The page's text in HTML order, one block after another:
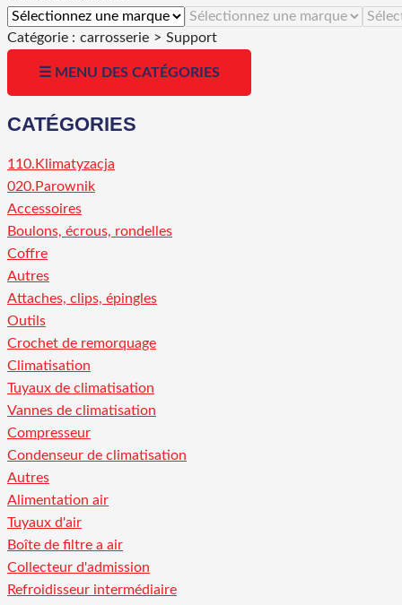
Catégorie : carrosserie > Support
☰ MENU DES CATÉGORIES
CATÉGORIES
110.Klimatyzacja
020.Parownik
Accessoires
Boulons, écrous, rondelles
Coffre
Autres
Attaches, clips, épingles
Outils
Crochet de remorquage
Climatisation
Tuyaux de climatisation
Vannes de climatisation
Compresseur
Condenseur de climatisation
Autres
Alimentation air
Tuyaux d'air
Boîte de filtre a air
Collecteur d'admission
Refroidisseur intermédiaire